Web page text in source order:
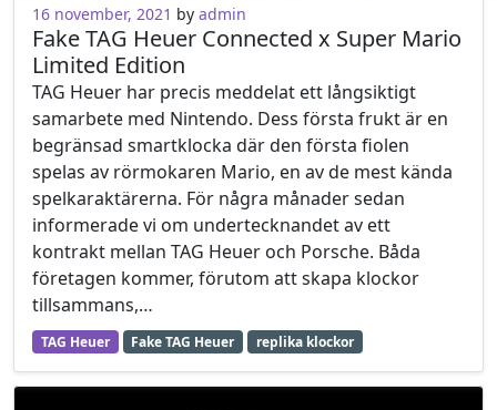
16 november, 2021
16 november, 2021 by admin
Fake TAG Heuer Connected x Super Mario
Limited Edition
TAG Heuer har precis meddelat ett långsiktigt
samarbete med Nintendo. Dess första frukt är en
begränsad smartklocka där den första fiolen
spelas av rörmokaren Mario, en av de mest kända
spelkaraktärerna. För några månader sedan
informerade vi om undertecknandet av ett
kontrakt mellan TAG Heuer och Porsche. Båda
företagen kommer, förutom att skapa klockor
tillsammans,…
TAG Heuer Fake TAG Heuer replika klockor